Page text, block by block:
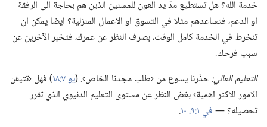
خدمة الله؟‏ هل تستطيع مدّ يد العون للمسنين الذين هم بحاجة الى الرفقة
او الدعم،‏ فتساعدهم مثلا في التسوق او الاعمال المنزلية؟‏ ايضا يمكن ان
تنخرط في الخدمة كامل الوقت،‏ بصرف النظر عن عمرك،‏ فتخبر الآخرين عن
سبب فرحك.‏
التعليم العالي:‏حذّرنا يسوع من ‹طلب مجدنا الخاص›.‏ (‏يو ٧:‏١٨
‏)‏ فهل ‹تتيقن
الامور الاكثر اهمية› بغض النظر عن مستوى التعليم الدنيوي الذي تقرر
تحصيله؟‏ —‏في ١:‏٩،‏ ١٠
‏.‏